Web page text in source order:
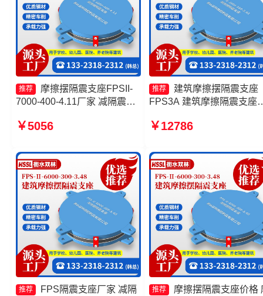
推荐
摩擦摆隔震支座FPSII-
7000-400-4.11厂家 减隔震摩
支座FPSII-5000-400-4.11 摩
￥5056
推荐
建筑摩擦摆隔震支座
FPS3A 建筑摩擦隔震支座
筑摩擦摆隔振支座
￥12786
推荐
FPS隔震支座厂家 减隔
推荐
摩擦摆隔震支座价格